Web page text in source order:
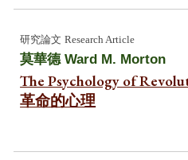
研究論文 Research Article
莫華德Ward M. Morton
The Psychology of
革命的心理